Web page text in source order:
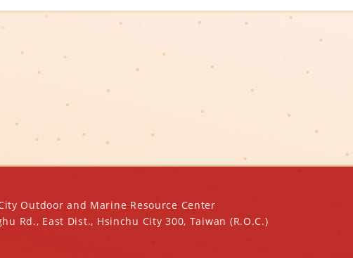
Outdoor and Marine Resource Center
Rd., East Dist., Hsinchu City 300, Taiwan (R.O.C.)